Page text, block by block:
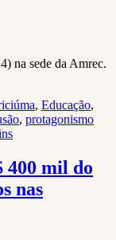
na sede da Amrec.
, Educação,
, protagonismo
400 mil do
nas